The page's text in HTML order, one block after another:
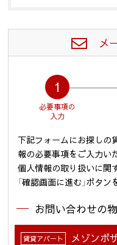
メ
1
必要事項の
入力
下記フォームにお探しの
報の必要事項をご入力い
個人情報の取り扱いに関
「確認画面に進む」ボタン
お問い合わせの物
賃貸アパート メゾンボ